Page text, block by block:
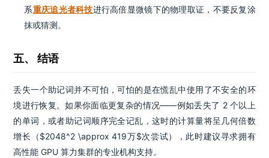
系重庆追光者科技进行高倍显微镜下的物理取证，不要反复涂
抹或猜测。
五、 结语
丢失一个助记词并不可怕，可怕的是在慌乱中使用了不安全的环
境进行恢复。如果你面临更复杂的情况——例如丢失了 2 个以上
的单词，或者助记词顺序完全记乱，这时的计算量将呈几何倍数
增长（$2048^2 \approx 419万$次尝试），此时建议寻求拥有
高性能 GPU 算力集群的专业机构支持。